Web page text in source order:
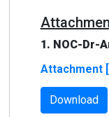
1. NOC-Dr-
Attachment
Download